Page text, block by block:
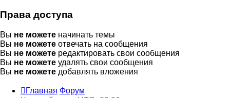
Права доступа
Вы не можете начинать темы
Вы не можете отвечать на сообщения
Вы не можете редактировать свои сообщения
Вы не можете удалять свои сообщения
Вы не можете добавлять вложения
Главная Форум